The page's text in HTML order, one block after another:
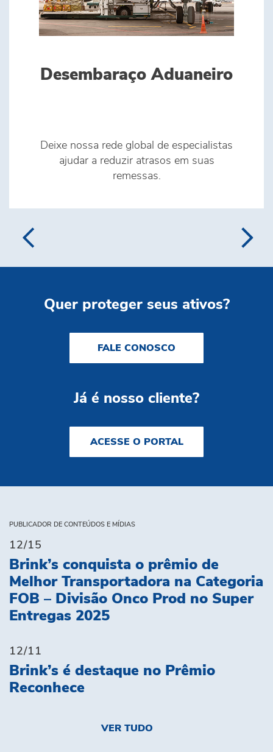
Desembaraço Aduaneiro
Deixe nossa rede global de especialistas
ajudar a reduzir atrasos em suas
remessas.
Quer proteger seus ativos?
FALE CONOSCO
Já é nosso cliente?
ACESSE O PORTAL
PUBLICADOR DE CONTEÚDOS E MÍDIAS
12/15
Brink’s conquista o prêmio de
Melhor Transportadora na Categoria
FOB – Divisão Onco Prod no Super
Entregas 2025
12/11
Brink’s é destaque no Prêmio
Reconhece
VER TUDO